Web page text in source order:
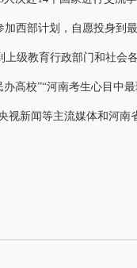
西部计划，自愿投身到
上级教育行政部门和社会
高校”“河南考生心目中
视新闻等主流媒体和河南